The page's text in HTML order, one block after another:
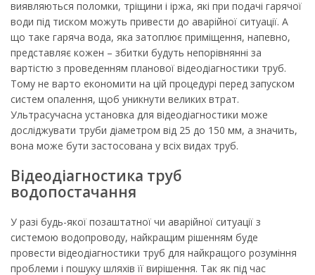
виявляються поломки, тріщини і іржа, які при подачі гарячої
води під тиском можуть привести до аварійної ситуації. А
що таке гаряча вода, яка затоплює приміщення, напевно,
представляє кожен – збитки будуть непорівнянні за
вартістю з проведенням планової відеодіагностики труб.
Тому не варто економити на цій процедурі перед запуском
систем опалення, щоб уникнути великих втрат.
Ультрасучасна установка для відеодіагностики може
досліджувати труби діаметром від 25 до 150 мм, а значить,
вона може бути застосована у всіх видах труб.
Відеодіагностика труб
водопостачання
У разі будь-якої позаштатної чи аварійної ситуації з
системою водопроводу, найкращим рішенням буде
провести відеодіагностики труб для найкращого розуміння
проблеми і пошуку шляхів її вирішення. Так як під час